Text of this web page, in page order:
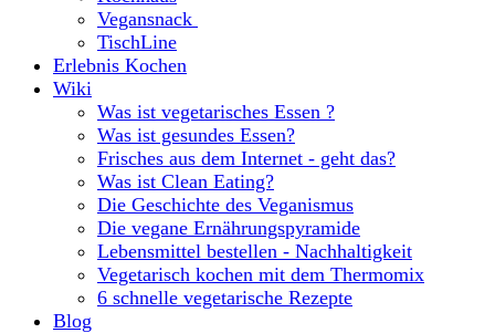
Vegansnack
TischLine
Erlebnis Kochen
Wiki
Was ist vegetarisches Essen ?
Was ist gesundes Essen?
Frisches aus dem Internet - geht das?
Was ist Clean Eating?
Die Geschichte des Veganismus
Die vegane Ernährungspyramide
Lebensmittel bestellen - Nachhaltigkeit
Vegetarisch kochen mit dem Thermomix
6 schnelle vegetarische Rezepte
Blog